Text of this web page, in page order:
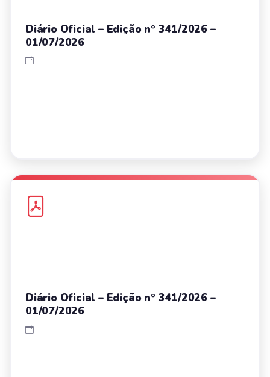
Diário Oficial – Edição nº 341/2026 –
01/07/2026
Diário Oficial – Edição nº 341/2026 –
01/07/2026